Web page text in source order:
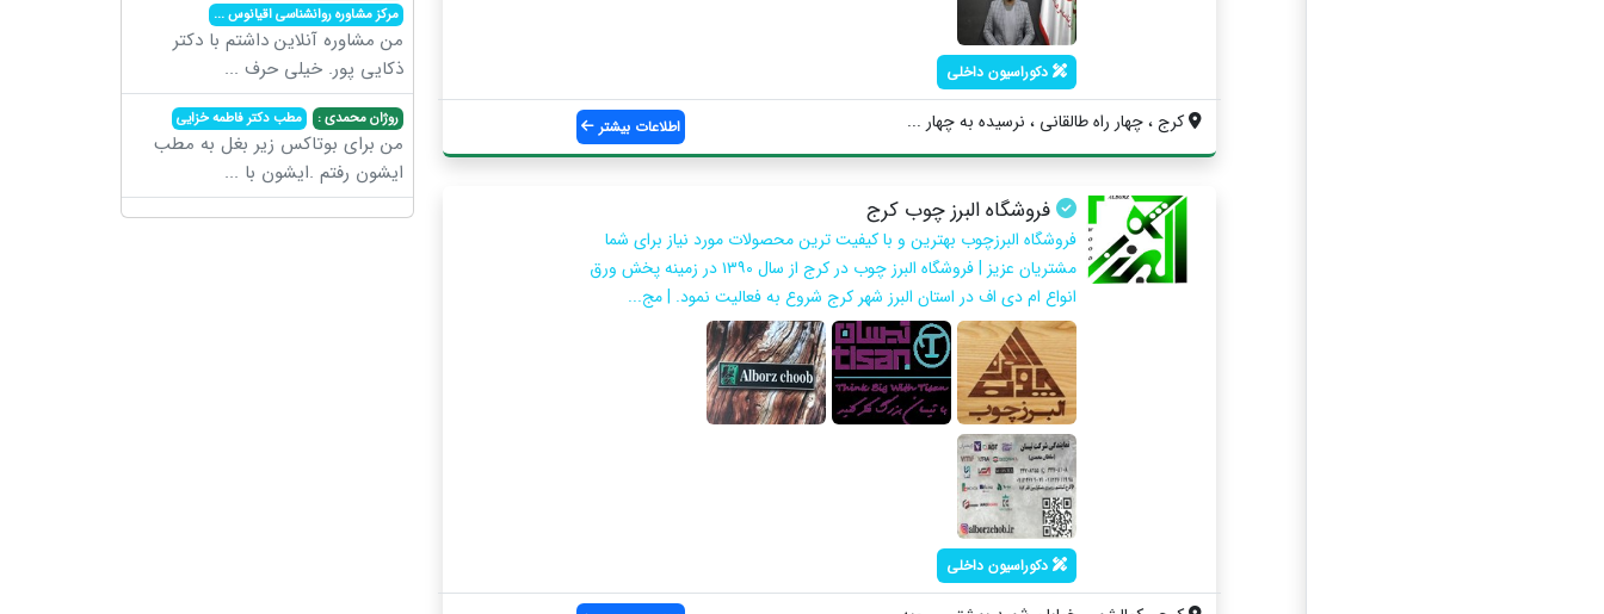
دکوراسیون داخلی
کرج ، چهار راه طالقانی ، نرسیده به چهار ... اطلاعات بیشتر
فروشگاه البرز چوب کرج
فروشگاه البرزچوب بهترین و با کیفیت ترین محصولات مورد نیاز برای شما
مشتریان عزیز | فروشگاه البرز چوب در کرج از سال ۱۳۹۰ در زمینه پخش ورق
انواع ام دی اف در استان البرز شهر کرج شروع به فعالیت نمود‌. | مج...
دکوراسیون داخلی
مرکز مشاوره روانشناسی اقیانوس...
من مشاوره آنلاین داشتم با دکتر
ذکایی پور. خیلی حرف ...
روژان محمدی : مطب دکتر فاطمه خزایی
من برای بوتاکس زیر بغل به مطب
ایشون رفتم .ایشون با ...